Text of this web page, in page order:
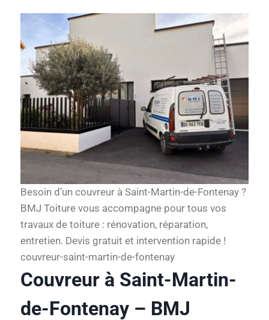
Besoin d’un couvreur à Saint-Martin-de-Fontenay ?
BMJ Toiture vous accompagne pour tous vos
travaux de toiture : rénovation, réparation,
entretien. Devis gratuit et intervention rapide !
couvreur-saint-martin-de-fontenay
Couvreur à Saint-Martin-
de-Fontenay – BMJ